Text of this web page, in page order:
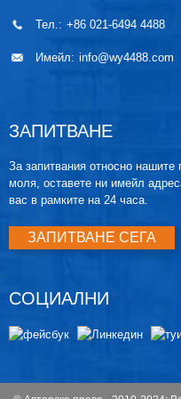
Тел.: +86 021-6494 4488
Имейл: info@wy4488.com
ЗАПИТВАНЕ
За запитвания относно нашите
моля, оставете ни имейл
вас в рамките на 24 часа.
ЗАПИТВАНЕ СЕГА
СОЦИАЛНИ